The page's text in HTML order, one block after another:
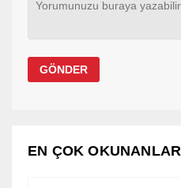
EN ÇOK OKUNANLAR